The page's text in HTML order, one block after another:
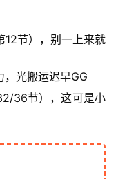
12节），别一上来就
，光搬运迟早GG
36节），这可是小